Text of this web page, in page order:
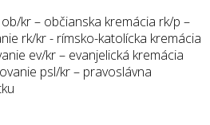
kr – občianska kremácia rk/p –
rk/kr - rímsko-katolícka kremácia
ev/kr – evanjelická kremácia
psl/kr – pravoslávna